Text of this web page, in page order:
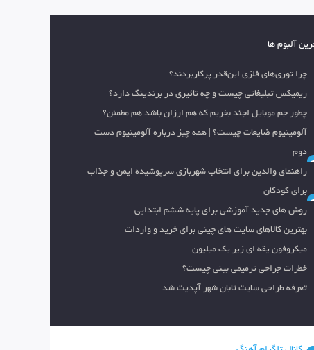
آلبوم ها
چرا توری‌های فلزی این‌قدر پرکاربردند؟
ریمیکس تبلیغاتی چیست و چه تاثیری در برندینگ دارد؟
چطور جم موبایل لجند بخریم که هم ارزان باشد هم مطمئن؟
آلومینیوم ضایعات چیست؟ | همه چیز درباره آلومینیوم دست
دوم
راهنمای والدین برای انتخاب شهربازی سرپوشیده ایمن و جذاب
برای کودکان
روش های جدید آموزشی برای پایه ششم ابتدایی
بهترین کالاهای سایت های چینی برای خرید و واردات
میکروفون یقه ای زیر یک میلیون
خطرات جراحی ترمیمی بینی چیست؟
تعرفه طراحی سایت تابان شهر آپدیت شد